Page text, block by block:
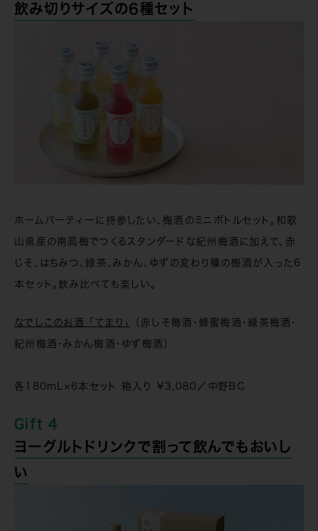
飲み切りサイズの6種セット
ホームパーティーに持参したい、梅酒のミニボトルセット。和歌
山県産の南高梅でつくるスタンダードな紀州梅酒に加えて、赤
じそ、はちみつ、緑茶、みかん、ゆずの変わり種の梅酒が入った6
本セット。飲み比べても楽しい。
なでしこのお酒 「てまり」 （赤しそ梅酒・蜂蜜梅酒・緑茶梅酒・
紀州梅酒・みかん梅酒・ゆず梅酒）
各180mL×6本セット 箱入り ¥3,080／中野BC
Gift 4
ヨーグルトドリンクで割って飲んでもおいし
い